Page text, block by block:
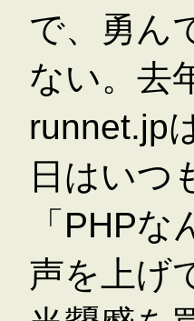
で、勇ん
ない。去
runnet.jp
日はいつ
「PHP
声を上げ